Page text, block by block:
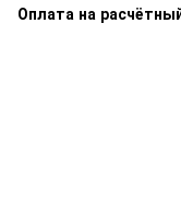
Оплата на